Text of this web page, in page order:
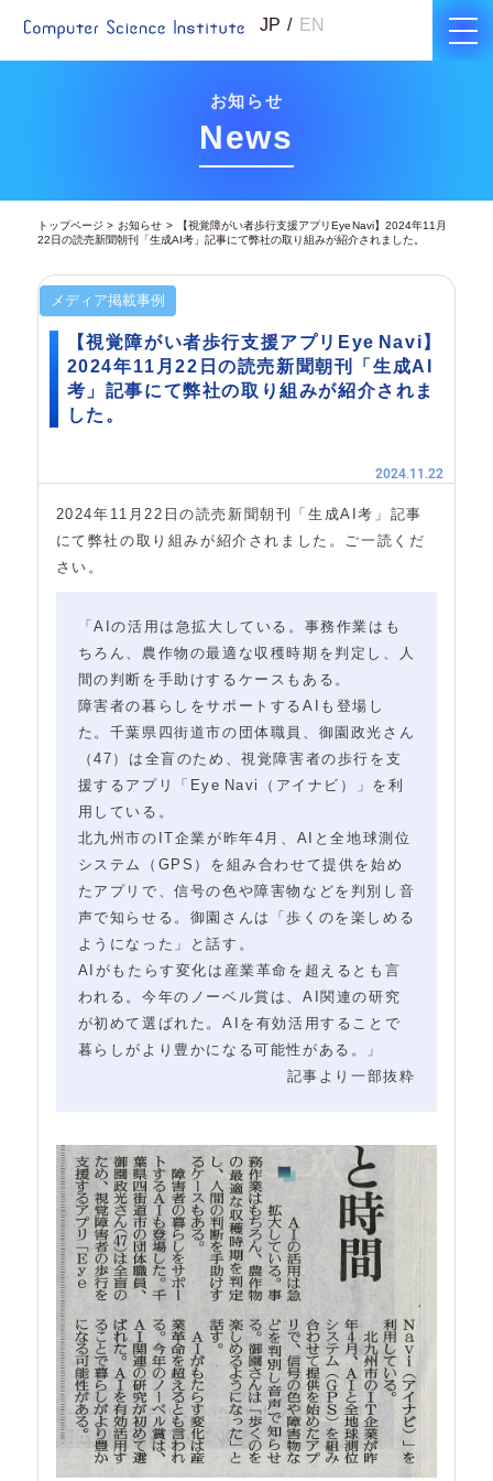
JP EN
お知らせ
News
トップページ お知らせ
【視覚障がい者歩行支援アプリEye Navi】2024年11月
22日の読売新聞朝刊「生成AI考」記事にて弊社の取り組みが紹介されました。
【視覚障がい者歩行支援アプリEye Navi】
2024年11月22日の読売新聞朝刊「生成AI
考」記事にて弊社の取り組みが紹介されま
した。
2024.11.22
メディア掲載事例
2024年11月22日の読売新聞朝刊「生成AI考」記事
にて弊社の取り組みが紹介されました。ご一読くだ
さい。
「AIの活用は急拡大している。事務作業はも
ちろん、農作物の最適な収穫時期を判定し、人
間の判断を手助けするケースもある。
障害者の暮らしをサポートするAIも登場し
た。千葉県四街道市の団体職員、御園政光さん
（47）は全盲のため、視覚障害者の歩行を支
援するアプリ「Eye Navi（アイナビ）」を利
用している。
北九州市のIT企業が昨年4月、AIと全地球測位
システム（GPS）を組み合わせて提供を始め
たアプリで、信号の色や障害物などを判別し音
声で知らせる。御園さんは「歩くのを楽しめる
ようになった」と話す。
AIがもたらす変化は産業革命を超えるとも言
われる。今年のノーベル賞は、AI関連の研究
が初めて選ばれた。AIを有効活用することで
暮らしがより豊かになる可能性がある。」
記事より一部抜粋